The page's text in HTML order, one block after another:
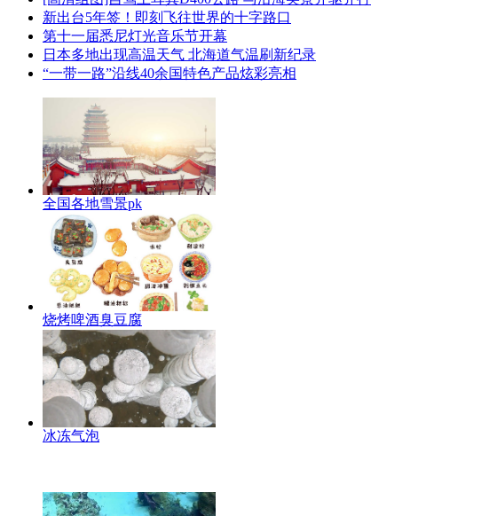
新出台5年签！即刻飞往世界的十字路口
第十一届悉尼灯光音乐节开幕
日本多地出现高温天气 北海道气温刷新纪录
“一带一路”沿线40余国特色产品炫彩亮相
全国各地雪景pk
烧烤啤酒臭豆腐
冰冻气泡